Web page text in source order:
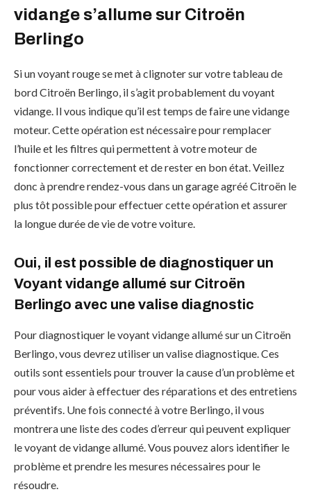
vidange s’allume sur Citroën
Berlingo
Si un voyant rouge se met à clignoter sur votre tableau de
bord Citroën Berlingo, il s’agit probablement du voyant
vidange. Il vous indique qu’il est temps de faire une vidange
moteur. Cette opération est nécessaire pour remplacer
l’huile et les filtres qui permettent à votre moteur de
fonctionner correctement et de rester en bon état. Veillez
donc à prendre rendez-vous dans un garage agréé Citroën le
plus tôt possible pour effectuer cette opération et assurer
la longue durée de vie de votre voiture.
Oui, il est possible de diagnostiquer un
Voyant vidange allumé sur Citroën
Berlingo avec une valise diagnostic
Pour diagnostiquer le voyant vidange allumé sur un Citroën
Berlingo, vous devrez utiliser un valise diagnostique. Ces
outils sont essentiels pour trouver la cause d’un problème et
pour vous aider à effectuer des réparations et des entretiens
préventifs. Une fois connecté à votre Berlingo, il vous
montrera une liste des codes d’erreur qui peuvent expliquer
le voyant de vidange allumé. Vous pouvez alors identifier le
problème et prendre les mesures nécessaires pour le
résoudre.